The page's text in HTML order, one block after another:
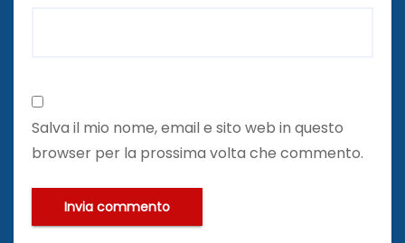
Salva il mio nome, email e sito web in questo
browser per la prossima volta che commento.